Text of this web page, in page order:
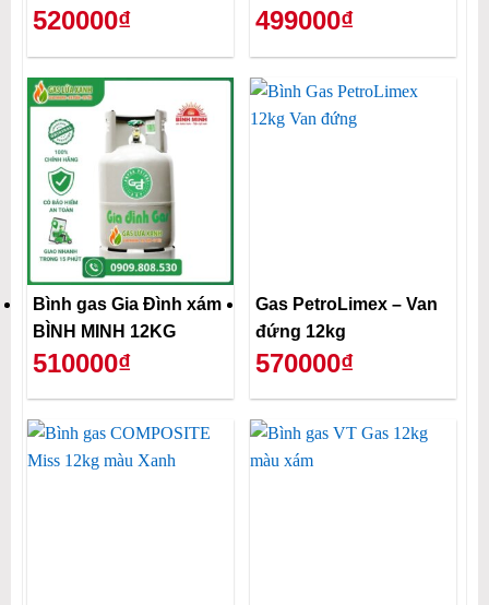
520000₫ 499000₫
Bình gas Gia Đình xám
BÌNH MINH 12KG
510000₫
Gas PetroLimex – Van
đứng 12kg
570000₫